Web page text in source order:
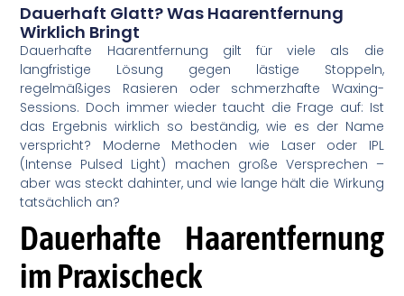
Dauerhaft Glatt? Was Haarentfernung
Wirklich Bringt
Dauerhafte Haarentfernung gilt für viele als die
langfristige Lösung gegen lästige Stoppeln,
regelmäßiges Rasieren oder schmerzhafte Waxing-
Sessions. Doch immer wieder taucht die Frage auf: Ist
das Ergebnis wirklich so beständig, wie es der Name
verspricht? Moderne Methoden wie Laser oder IPL
(Intense Pulsed Light) machen große Versprechen –
aber was steckt dahinter, und wie lange hält die Wirkung
tatsächlich an?
Dauerhafte Haarentfernung
im Praxischeck